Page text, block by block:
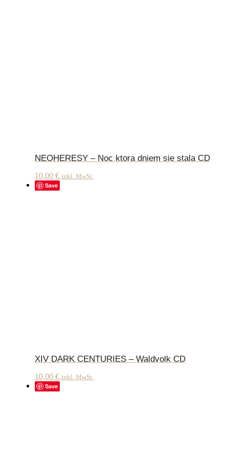
NEOHERESY – Noc ktora dniem sie stala CD
10,00 € inkl. MwSt.
Save
XIV DARK CENTURIES – Waldvolk CD
10,00 € inkl. MwSt.
Save